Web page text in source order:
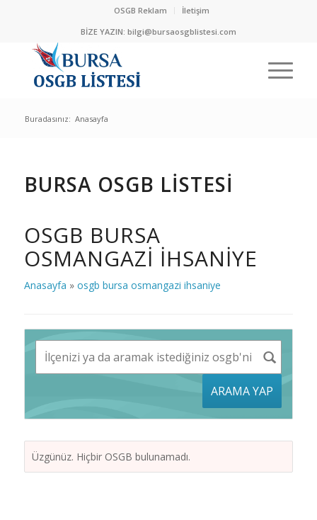
OSGB Reklam
İletişim
BİZE YAZIN: bilgi@bursaosgblistesi.com
Buradasınız: Anasayfa
BURSA OSGB LİSTESİ
OSGB BURSA
OSMANGAZI IHSANIYE
Anasayfa » osgb bursa osmangazi ihsaniye
ARAMA YAP
Üzgünüz. Hiçbir OSGB bulunamadı.